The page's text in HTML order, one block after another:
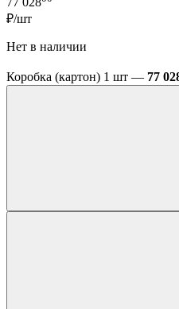
₽/шт
Нет в наличии
Коробка (картон) 1 шт — 77